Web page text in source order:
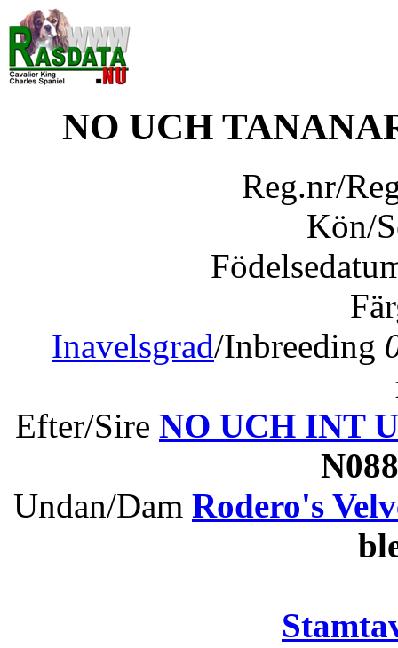
NO UCH
Reg.nr/
Kön/
Inavelsgrad/Inbreeding
Efter/Sire NO UCH INT
Undan/Dam Rodero's